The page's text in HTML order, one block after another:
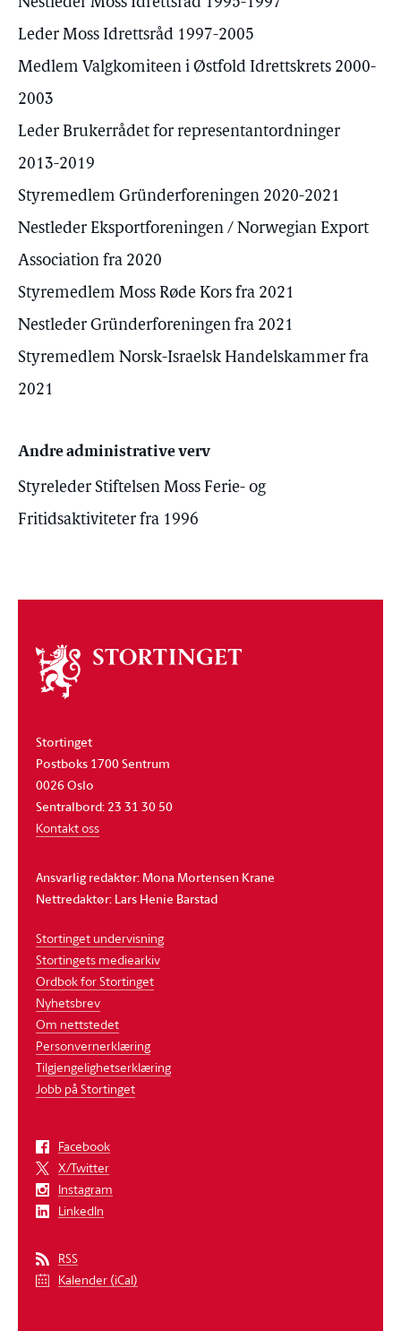
Leder Moss Idrettsråd 1997-2005
Medlem Valgkomiteen i Østfold Idrettskrets 2000-
2003
Leder Brukerrådet for representantordninger
2013-2019
Styremedlem Gründerforeningen 2020-2021
Nestleder Eksportforeningen / Norwegian Export
Association fra 2020
Styremedlem Moss Røde Kors fra 2021
Nestleder Gründerforeningen fra 2021
Styremedlem Norsk-Israelsk Handelskammer fra
2021
Andre administrative verv
Styreleder Stiftelsen Moss Ferie- og
Fritidsaktiviteter fra 1996
Om
stortinget
Stortinget
Postboks 1700 Sentrum
0026 Oslo
Sentralbord: 23 31 30 50
Kontakt oss
Ansvarlig redaktør: Mona Mortensen Krane
Nettredaktør: Lars Henie Barstad
Stortinget undervisning
Stortingets mediearkiv
Ordbok for Stortinget
Nyhetsbrev
Om nettstedet
Personvernerklæring
Tilgjengelighetserklæring
Jobb på Stortinget
Facebook
X/Twitter
Instagram
LinkedIn
RSS
Kalender (iCal)